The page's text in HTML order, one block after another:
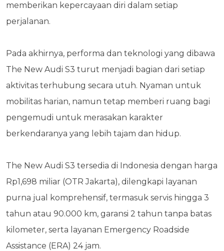
memberikan kepercayaan diri dalam setiap
perjalanan.
Pada akhirnya, performa dan teknologi yang dibawa
The New Audi S3 turut menjadi bagian dari setiap
aktivitas terhubung secara utuh. Nyaman untuk
mobilitas harian, namun tetap memberi ruang bagi
pengemudi untuk merasakan karakter
berkendaranya yang lebih tajam dan hidup.
The New Audi S3 tersedia di Indonesia dengan harga
Rp1,698 miliar (OTR Jakarta), dilengkapi layanan
purna jual komprehensif, termasuk servis hingga 3
tahun atau 90.000 km, garansi 2 tahun tanpa batas
kilometer, serta layanan Emergency Roadside
Assistance (ERA) 24 jam.